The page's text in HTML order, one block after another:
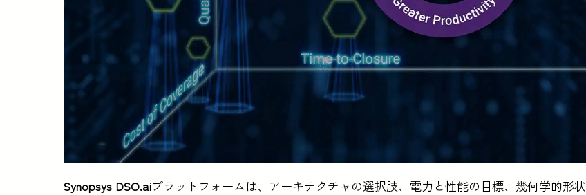
Synopsys DSO.aiプラットフォームは、アーキテクチャの選択肢、電力と性能の目標、幾何学的形状